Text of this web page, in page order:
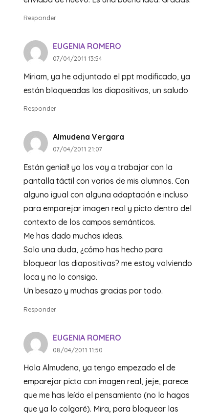
Responder
EUGENIA ROMERO
07/04/2011 13:54
Miriam, ya he adjuntado el ppt modificado, ya
están bloqueadas las diapositivas, un saludo
Responder
Almudena Vergara
07/04/2011 21:07
Están genial! yo los voy a trabajar con la
pantalla táctil con varios de mis alumnos. Con
alguno igual con alguna adaptación e incluso
para emparejar imagen real y picto dentro del
contexto de los campos semánticos.
Me has dado muchas ideas.
Solo una duda, ¿cómo has hecho para
bloquear las diapositivas? me estoy volviendo
loca y no lo consigo.
Un besazo y muchas gracias por todo.
Responder
EUGENIA ROMERO
08/04/2011 11:50
Hola Almudena, ya tengo empezado el de
emparejar picto con imagen real, jeje, parece
que me has leído el pensamiento (no lo hagas
que ya lo colgaré). Mira, para bloquear las